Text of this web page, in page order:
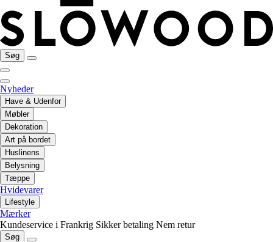
Søg
Nyheder
Have & Udenfor
Møbler
Dekoration
Art på bordet
Huslinens
Belysning
Tæppe
Hvidevarer
Lifestyle
Mærker
Kundeservice i Frankrig Sikker betaling Nem retur
Søg